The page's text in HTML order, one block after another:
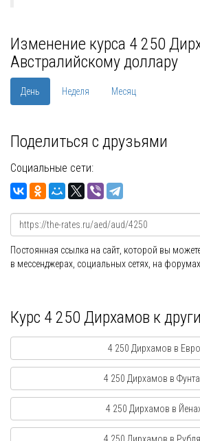
Изменение курса 4 250
Австралийскому доллару
День Неделя Месяц
Поделиться с друзьями
Социальные сети:
Постоянная ссылка на сайт, которой вы
в мессенджерах, социальных сетях, на
Курс 4 250 Дирхамов к
4 250 Дирхамов в Евро
4 250 Дирхамов в
4 250 Дирхамов в